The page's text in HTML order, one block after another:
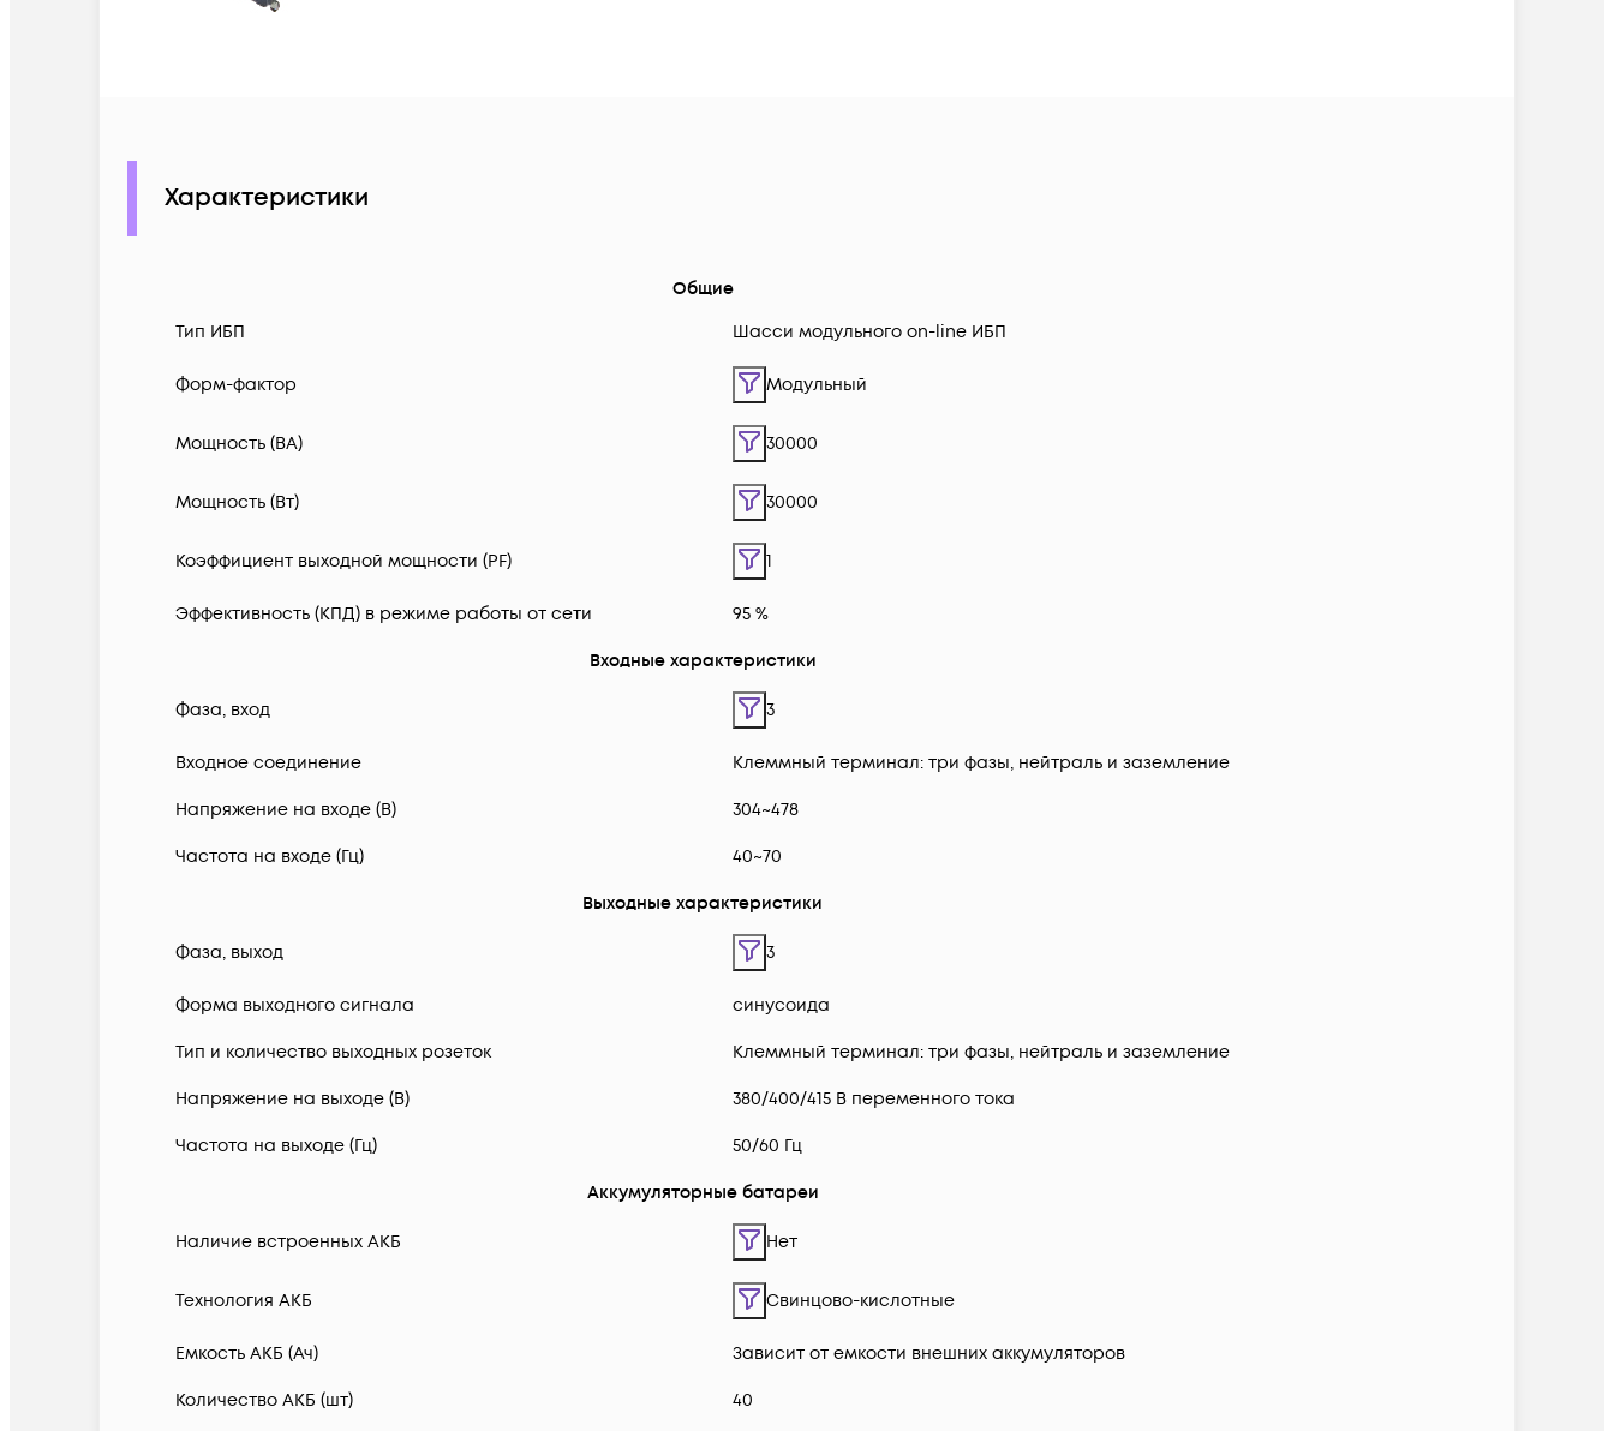
Характеристики
Общие
Тип ИБП
Шасси модульного on-line ИБП
Форм-фактор Модульный
Мощность (ВА) 30000
Мощность (Вт) 30000
Коэффициент выходной мощности (PF) 1
Эффективность (КПД) в режиме работы от сети 95 %
Входные характеристики
Фаза, вход 3
Входное соединение Клеммный терминал: три фазы, нейтраль и заземление
Напряжение на входе (В) 304~478
Частота на входе (Гц) 40~70
Выходные характеристики
Фаза, выход 3
Форма выходного сигнала синусоида
Тип и количество выходных розеток Клеммный терминал: три фазы, нейтраль и заземление
Напряжение на выходе (В) 380/400/415 В переменного тока
Частота на выходе (Гц) 50/60 Гц
Аккумуляторные батареи
Наличие встроенных АКБ Нет
Технология АКБ Свинцово-кислотные
Емкость АКБ (Ач) Зависит от емкости внешних аккумуляторов
Количество АКБ (шт) 40